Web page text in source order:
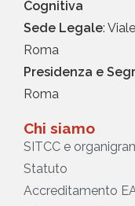
Cognitiva
Sede Legale:
Roma
Presidenza e
Roma
Chi siamo
SITCC e
Statuto
Accreditamento